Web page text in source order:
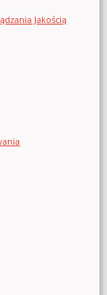
Jakością